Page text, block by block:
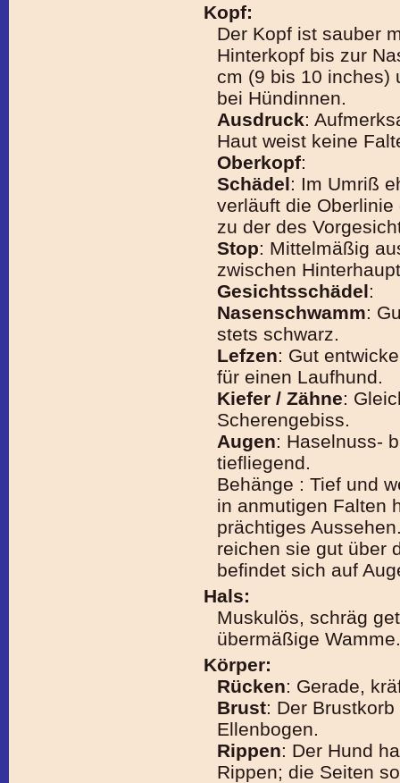
Kopf:
Der Kopf ist sauber
Hinterkopf bis zur
cm (9 bis 10 inches)
bei Hündinnen.
Ausdruck:
Haut weist keine
Oberkopf:
Schädel: Im Umriß
verläuft die
zu der des
Stop: Mittelmäßig
zwischen
Gesichtsschädel:
Nasenschwamm:
stets schwarz.
Lefzen: Gut
für einen Laufhund.
Kiefer / Zähne:
Scherengebiss.
Augen: Haselnuss-
tiefliegend.
Behänge : Tief und
in anmutigen Falten
prächtiges
reichen sie gut über
befindet sich auf
Hals:
Muskulös, schräg
übermäßige Wamme.
Körper:
Rücken: Gerade,
Brust: Der
Ellenbogen.
Rippen: Der Hund
Rippen; die Seiten